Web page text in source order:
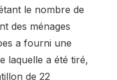
le nombre de
des ménages
a fourni une
laquelle a été tiré,
de 22